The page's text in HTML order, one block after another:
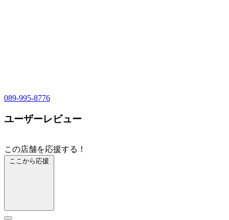
089-995-8776
ユーザーレビュー
この店舗を応援する！
ここから応援